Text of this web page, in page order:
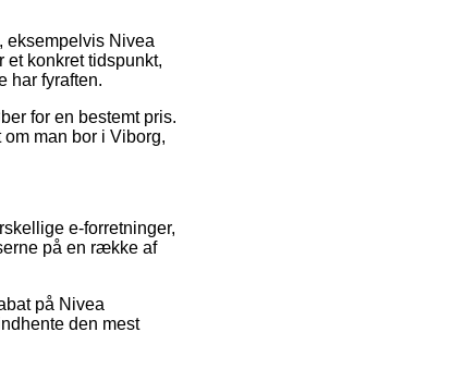
eksempelvis Nivea
konkret tidspunkt,
har fyraften.
for en bestemt pris.
man bor i Viborg,
e-forretninger,
på en række af
på Nivea
den mest